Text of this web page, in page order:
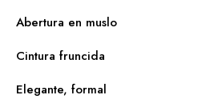
Abertura en muslo
Cintura fruncida
Elegante, formal